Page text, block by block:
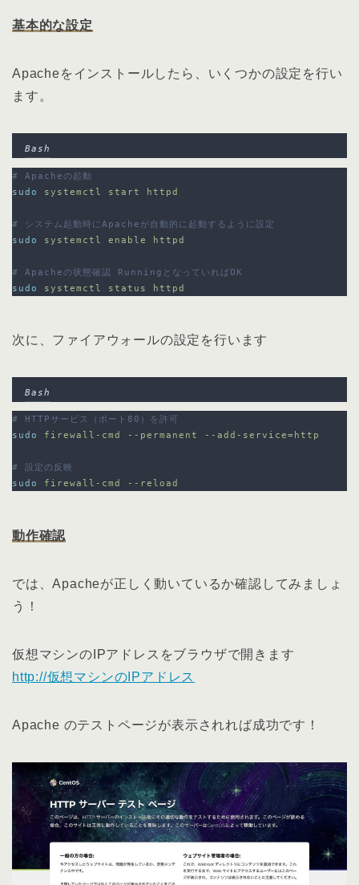
基本的な設定
Apacheをインストールしたら、いくつかの設定を行い
ます。
Bash
# Apacheの起動
sudo
systemctl start httpd
# システム起動時にApacheが自動的に起動するように設定
sudo
systemctl enable httpd
# Apacheの状態確認 RunningとなっていればOK
sudo
systemctl status httpd
次に、ファイアウォールの設定を行います
Bash
# HTTPサービス（ポート80）を許可
sudo
firewall-cmd --permanent --add-service=http
# 設定の反映
sudo
firewall-cmd --reload
動作確認
では、Apacheが正しく動いているか確認してみましょ
う！
仮想マシンのIPアドレスをブラウザで開きます
http://仮想マシンのIPアドレス
Apache のテストページが表示されれば成功です！